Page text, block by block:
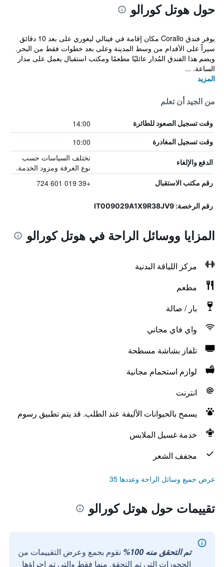
حول هوتل كورالو
يوفر فندق Corallo مكان إقامة في فينالي ليغوري على بعد 10 دقائق
سيراً على الأقدام من وسط المدينة وعلى بعد خطوات فقط من البحر.
ويضم هذا الفندق المُدار عائليًا مطعمًا ومكتب استقبال يعمل على مدار
الساعة. ...
المزيد
من الجيد أن تعلم
وقت تسجيل الصعود للطائرة 14:00
وقت تسجيل المغادرة 10:00
الدفع والإلغاء
تختلف السياسات حسب
نوع الغرفة ومزود الخدمة.
رقم مكتب الاستقبال +39 019 601 724
رقم الرخصة: IT009029A1X9R38JV9
المزايا ووسائل الراحة في هوتل كورالو
مركز اللياقة البدنية
مطعم
بار / صالة
واي فاي مجاني
تلفاز بشاشة مسطحة
لوازم استحمام مجانية
انترنت
يسمح بالحيوانات الأليفة عند الطلب. قد يتم تطبيق رسوم
خدمة غسيل الملابس
مجفف الشعر
عرض جميع وسائل الراحة وعددها 35
تقييمات حول هوتل كورالو
تم التحقق منه 100%
نقوم بجمع وعرض التقييمات من
الحجوزات التي تم التحقق منها فقط والتي تم إجراؤها